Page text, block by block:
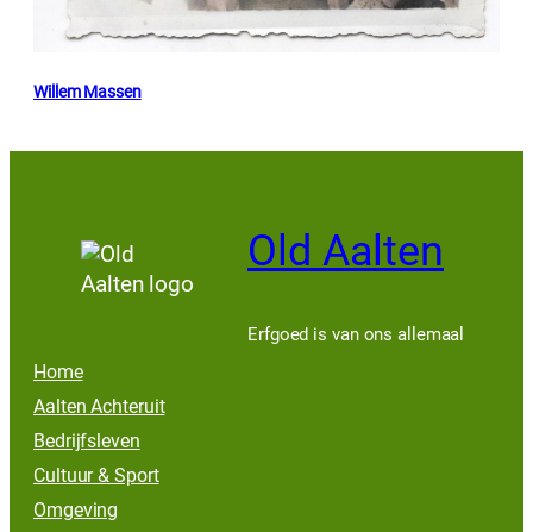
Willem Massen
Old Aalten
Erfgoed is van ons allemaal
Home
Aalten Achteruit
Bedrijfsleven
Cultuur & Sport
Omgeving